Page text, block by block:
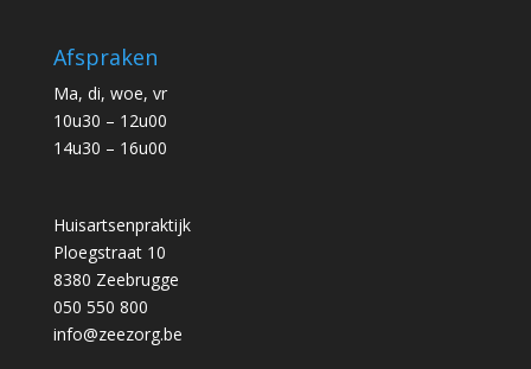
Afspraken
Ma, di, woe, vr
10u30 – 12u00
14u30 – 16u00
Huisartsenpraktijk
Ploegstraat 10
8380 Zeebrugge
050 550 800
info@zeezorg.be